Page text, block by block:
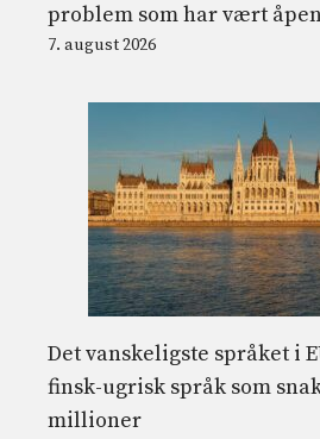
problem som har vært
7. august 2026
Det vanskeligste språket i
finsk-ugrisk språk som
millioner